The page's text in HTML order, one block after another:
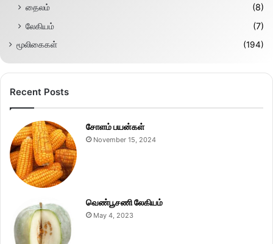
தைலம்
(8)
லேகியம்
(7)
மூலிகைகள் (194)
Recent Posts
சோளம் பயன்கள்
November 15, 2024
வெண்பூசணி லேகியம்
May 4, 2023